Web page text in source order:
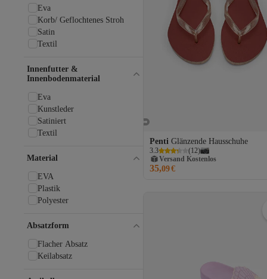
Penti Glänzende Hausschuhe
3.3 (12)
Versand Kostenlos
Gratis Versand
Versand Kostenlos
35,09€
lal shoes bags
LAZAMANİ
LC Waikiki
Liger
Lufian
Lumberjack
Madame Coco
Madamra
Mammamia
MANGO
Melissa
Mio Gusto
Missf
Moda Değirmeni
Moda Frato
Moon Boot
Muggo
Eva
Korb/ Geflochtenes Stroh
Satin
Textil
Innenfutter &
Innenbodenmaterial
Eva
Kunstleder
Satiniert
Textil
Material
EVA
Plastik
Polyester
Absatzform
Flacher Absatz
Keilabsatz